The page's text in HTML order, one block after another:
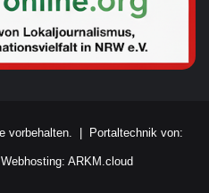
vorbehalten. | Portaltechnik von:
Webhosting: ARKM.cloud